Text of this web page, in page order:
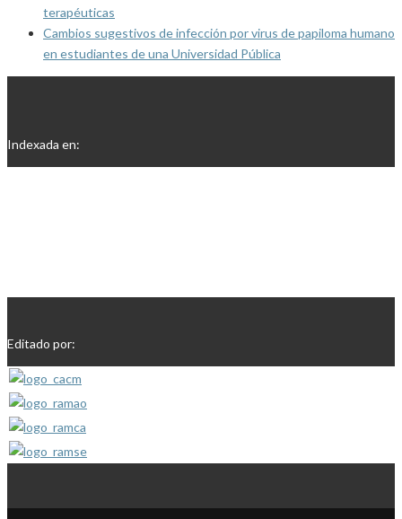
terapéuticas
Cambios sugestivos de infección por virus de papiloma humano
en estudiantes de una Universidad Pública
Indexada en:
Editado por: